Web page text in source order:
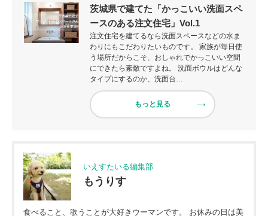
茨城県で建てた「かっこいい洗面スペ
ースのある注文住宅」Vol.1
注文住宅を建てるなら洗面スペースなどの水ま
わりにもこだわりたいものです。 家族が毎日使
う場所だからこそ、おしゃれでかっこいい空間
にできたら素敵ですよね。 洗面ボウルはどんな
タイプにするのか、洗面台…
もっと見る
いえすたいる編集部
もうりす
食べること、歌うことが大好きウーマンです。 お休みの日は美